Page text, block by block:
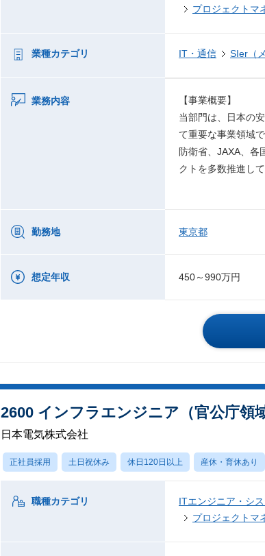
プロジェクトマ
業種カテゴリ IT・通信 SIer（
業務内容
【事業概要】
当部門は、日本の
て重要な事業領域で
防衛省、JAXA、各
クトを多数推進して
勤務地 東京都
想定年収 450～990万円
2600 インフラエンジニア（官公庁領
日本電気株式会社
正社員採用 土日祝休み 休日120日以上 産休・育休あり
職種カテゴリ ITエンジニア・シ
プロジェクトマ